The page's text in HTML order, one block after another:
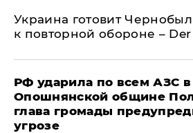
Украина готовит
к повторной обороне –
РФ ударила по всем АЗС в
Опошнянской общине
глава громады
угрозе